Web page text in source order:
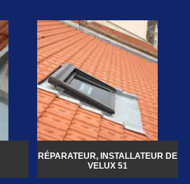
RÉPARATEUR, INSTALLATEUR DE
VELUX 51